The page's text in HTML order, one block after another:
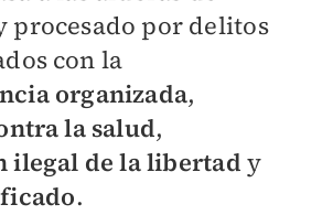
procesado por delitos
con la
organizada,
la salud,
ilegal de la libertad y
.